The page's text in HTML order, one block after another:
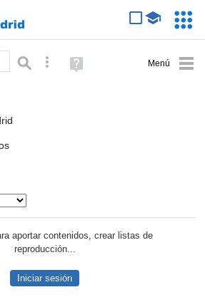
Búsqueda avanzada
Ayuda
(en
aportar contenidos, crear listas de
reproducción...
Iniciar sesión